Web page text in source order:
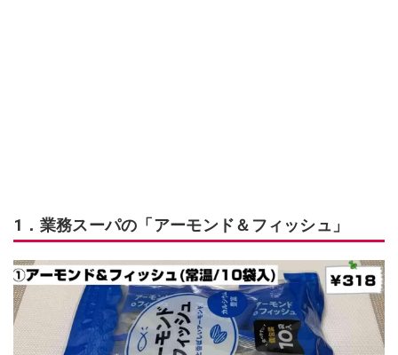
1．業務スーパの「アーモンド＆フィッシュ」